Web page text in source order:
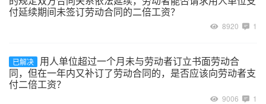
付延续期间未签订劳动合同的二倍工资？
8920 1
已解决
用人单位超过一个月未与劳动者订立书面劳动合
同，但在一年内又补订了劳动合同的，是否应该向劳动者支
付二倍工资？
9006 1